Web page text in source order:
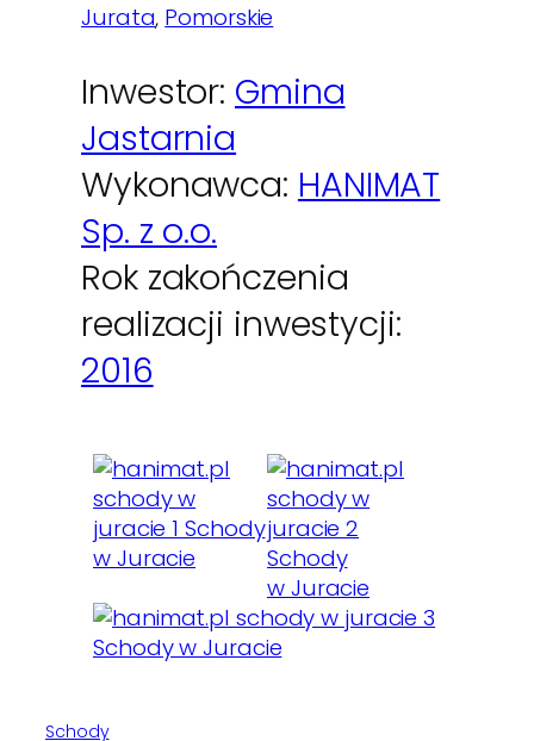
Jurata, Pomorskie
Inwestor: Gmina
Jastarnia
Wykonawca: HANIMAT
Sp. z o.o.
Rok zakończenia
realizacji inwestycji:
2016
Schody